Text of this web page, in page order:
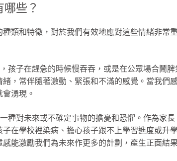
些？
種類和特徵，對於我們有效地應對這些情緒非常
孩子在趕急的時候慢吞吞，或是在公眾場合鬧
緒，常伴隨著激動、緊張和不滿的感覺。當我們
湧現。
種對未來或不確定事物的擔憂和恐懼。作為家
子在學校裡染病、擔心孩子跟不上學習進度或升
感能激勵我們為未來作更多的計劃，產生正面結